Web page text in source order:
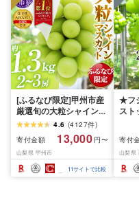
[ふるなび限定]甲州市産
厳選旬の大粒シャインマ
スカット 約1.3kg 2〜3
房[2026年発送]
(MG)B12-472 FN-
Limited-VO シャインマ
スカット フルーツ
4.6 (4127件)
寄付金額
13,000 円〜
山梨県 甲州市
11サイトで比較
★フ
スト
先
産シ
さ
県
寄付
山梨県